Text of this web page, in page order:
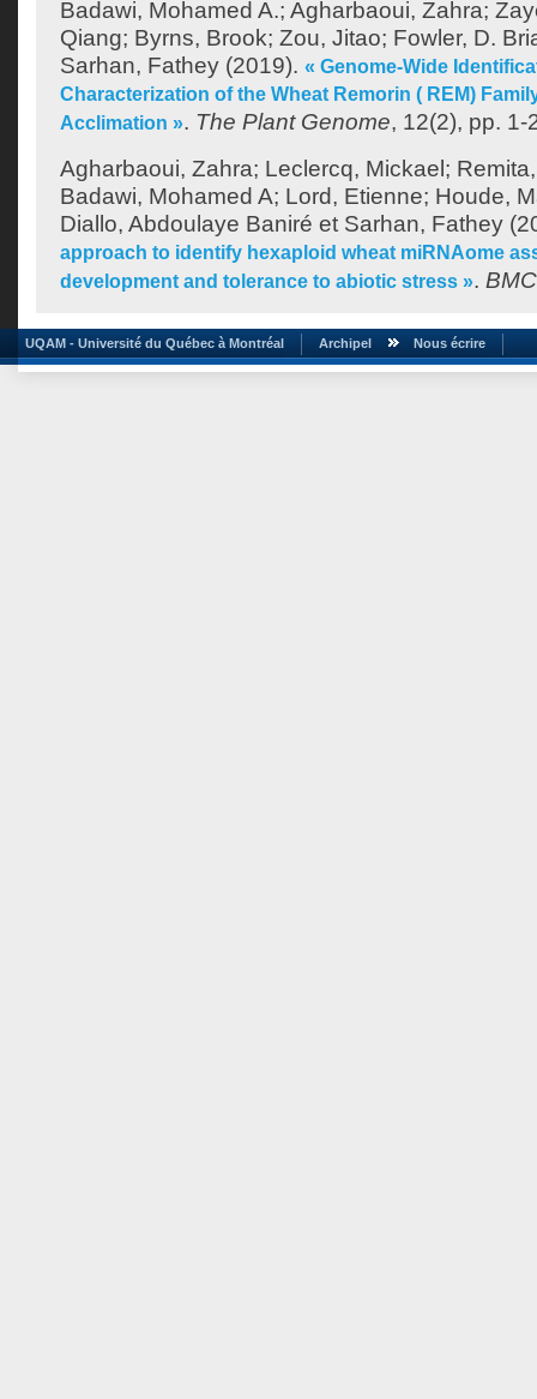
Badawi, Mohamed A.; Agharbaoui, Zahra;
Qiang; Byrns, Brook; Zou, Jitao; Fowler, D.
Sarhan, Fathey (2019). « Genome-Wide
Characterization of the Wheat Remorin ( REM)
Acclimation ». The Plant Genome, 12(2), pp. 1-
Agharbaoui, Zahra; Leclercq, Mickael ;
Badawi, Mohamed A; Lord, Etienne; Houde,
Diallo, Abdoulaye Baniré et Sarhan, Fathey
approach to identify hexaploid wheat miRNAome
development and tolerance to abiotic stress ».
UQAM - Université du Québec à Montréal Archipel Nous écrire